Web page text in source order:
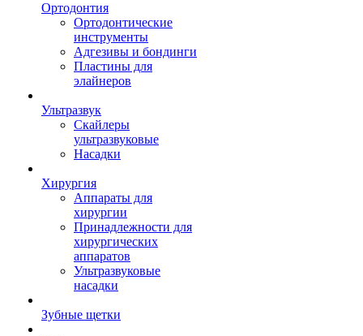
Ортодонтия
Ортодонтические
инструменты
Адгезивы и бондинги
Пластины для
элайнеров
Ультразвук
Скайлеры
ультразвуковые
Насадки
Хирургия
Аппараты для
хирургии
Принадлежности для
хирургических
аппаратов
Ультразвуковые
насадки
Зубные щетки